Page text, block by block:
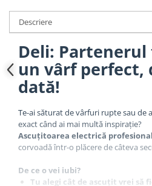
Organizare si arhivare
Bibliorafturi
Caiete mecanice
Alonje
Indecsi
Dosare din carton
Dosare din plastic
Folii si mape de protectie
Mape din carton si plastic
Descriere
Deli:
un vârf perfect,
dată!
Te-ai săturat de vârfuri rupte sau de
exact când ai mai multă inspirație?
Ascuțitoarea electrică
corvoadă într-o plăcere de câteva
De ce o vei iubi?
Tu alegi cât de ascuțit vrei să